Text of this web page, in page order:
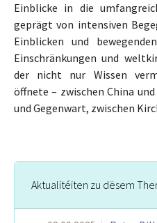
Einblicke in die
geprägt von intensiven
Einblicken und
Einschränkungen und
der nicht nur Wissen
öffnete – zwischen China
und Gegenwart, zwischen
Aktualitéiten zu dësem